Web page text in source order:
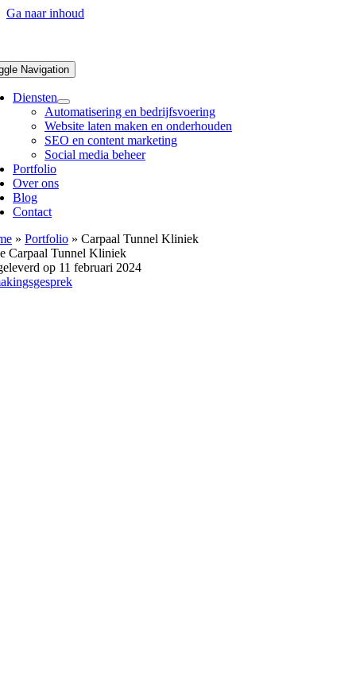
Ga naar inhoud
Navigation
Diensten
Automatisering en bedrijfsvoering
Website laten maken en onderhouden
SEO en content marketing
Social media beheer
Portfolio
Over ons
Blog
Contact
» Portfolio » Carpaal Tunnel Kliniek
Carpaal Tunnel Kliniek
op 11 februari 2024